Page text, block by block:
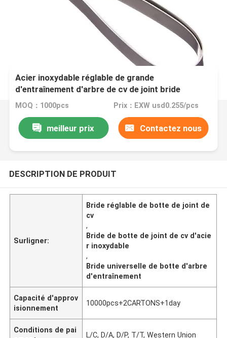
Acier inoxydable réglable de grande
d'entraînement d'arbre de cv de joint bride
universelle de botte
MOQ：1000pcs Prix：EXW usd0.255/pcs
meilleur prix Contactez nous
DESCRIPTION DE PRODUIT
Surligner:
Bride réglable de botte de joint de
cv
,
Bride de botte de joint de cv d'acie
r inoxydable
,
Bride universelle de botte d'arbre
d'entraînement
Capacité d'approv
isionnement
10000pcs+2CARTONS+1day
Conditions de pai
L/C, D/A, D/P, T/T, Western Union